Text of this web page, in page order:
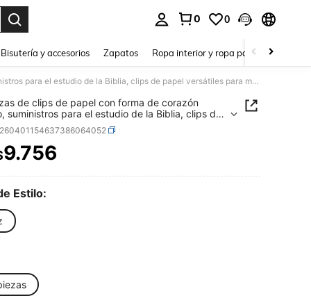
0 0
Bisutería y accesorios Zapatos Ropa interior y ropa para dormir
50 piezas de clips de papel con forma de corazón dorado, suministros para el estudio de la Biblia, clips de papel versátiles para marcadores de libros, clips para diarios, regalos para maestros
de clips de papel con forma de corazón
suministros para el estudio de la Biblia, clips de
para marcadores de libros, clips para
regalos para maestros
AND AVAILABILITY
9.756
Estilo: